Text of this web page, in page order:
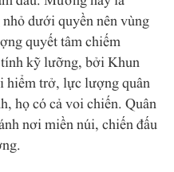
dưới quyền nên vùng
quyết tâm chiếm
kỹ lưỡng, bởi Khun
hiểm trở, lực lượng quân
họ có cả voi chiến. Quân
nơi miền núi, chiến đấu